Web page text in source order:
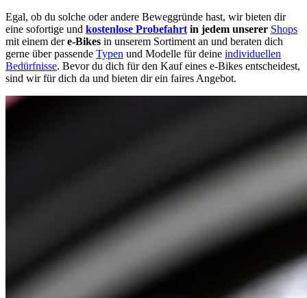
Egal, ob du solche oder andere Beweggründe hast, wir bieten dir
eine sofortige und kostenlose Probefahrt in jedem unserer Shops
mit einem dere-Bikes in unserem Sortiment an und beraten dich
gerne über passende Typen und Modelle für deine individuellen
Bedürfnisse. Bevor du dich für den Kauf eines e-Bikes entscheidest,
sind wir für dich da und bieten dir ein faires Angebot.